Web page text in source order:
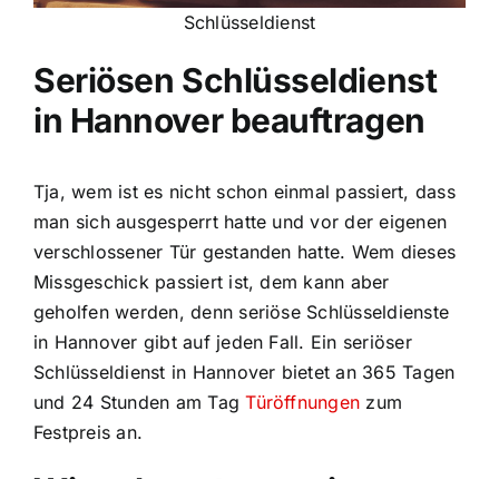
Schlüsseldienst
Seriösen Schlüsseldienst
in Hannover beauftragen
Tja, wem ist es nicht schon einmal passiert, dass
man sich ausgesperrt hatte und vor der eigenen
verschlossener Tür gestanden hatte. Wem dieses
Missgeschick passiert ist, dem kann aber
geholfen werden, denn seriöse Schlüsseldienste
in Hannover gibt auf jeden Fall. Ein seriöser
Schlüsseldienst in Hannover bietet an 365 Tagen
und 24 Stunden am TagTüröffnungen zum
Festpreis an.